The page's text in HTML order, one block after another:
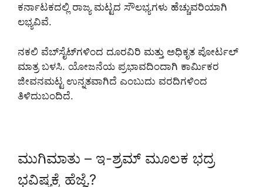
ಕರ್ನಾಟಕದಲ್ಲಿ ರಾಜ್ಯ ಮಟ್ಟದ ಸೌಲಭ್ಯಗಳು ಹೆಚ್ಚುವರಿಯಾಗಿ
ಲಭ್ಯವಿವೆ.
ನಕಲಿ ವೆಬ್‌ಸೈಟ್‌ಗಳಿಂದ ದೂರವಿರಿ ಮತ್ತು ಅಧಿಕೃತ ಪೋರ್ಟಲ್
ಮಾತ್ರ ಬಳಸಿ. ಯೋಜನೆಯ ಪ್ರಭಾವದಿಂದಾಗಿ ಕಾರ್ಮಿಕರ
ಜೀವನಮಟ್ಟ ಉನ್ನತವಾಗಿದೆ ಎಂಬುದು ವರದಿಗಳಿಂದ
ತಿಳಿದುಬಂದಿದೆ.
ಮುಗಿಮಾತು – ಇ-ಶ್ರಮ್ ಮೂಲಕ ಭದ್ರ
ಭವಿಷ್ಯಕ್ಕೆ ಹೆಜ್ಜೆ.?